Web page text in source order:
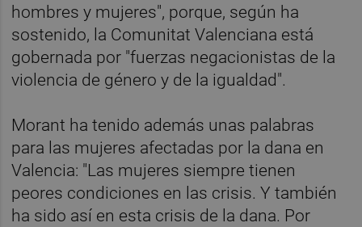
hombres y mujeres", porque, según ha
sostenido, la Comunitat Valenciana está
gobernada por "fuerzas negacionistas de la
violencia de género y de la igualdad".
Morant ha tenido además unas palabras
para las mujeres afectadas por la dana en
Valencia: "Las mujeres siempre tienen
peores condiciones en las crisis. Y también
ha sido así en esta crisis de la dana. Por